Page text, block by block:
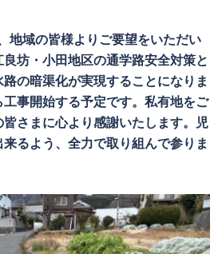
地域の皆様よりご要望をいただい
坊・小田地区の通学路安全対策と
の暗渠化が実現することになりま
工事開始する予定です。私有地をご
さまに心より感謝いたします。児
るよう、全力で取り組んで参りま